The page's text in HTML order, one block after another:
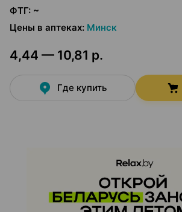
ФТГ: ~
Цены в аптеках: Минск
4,44 — 10,81 р.
Где купить